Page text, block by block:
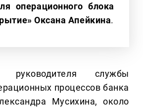
операционного блока
Оксана Апейкина.
службы
процессов банка
Мусихина, около